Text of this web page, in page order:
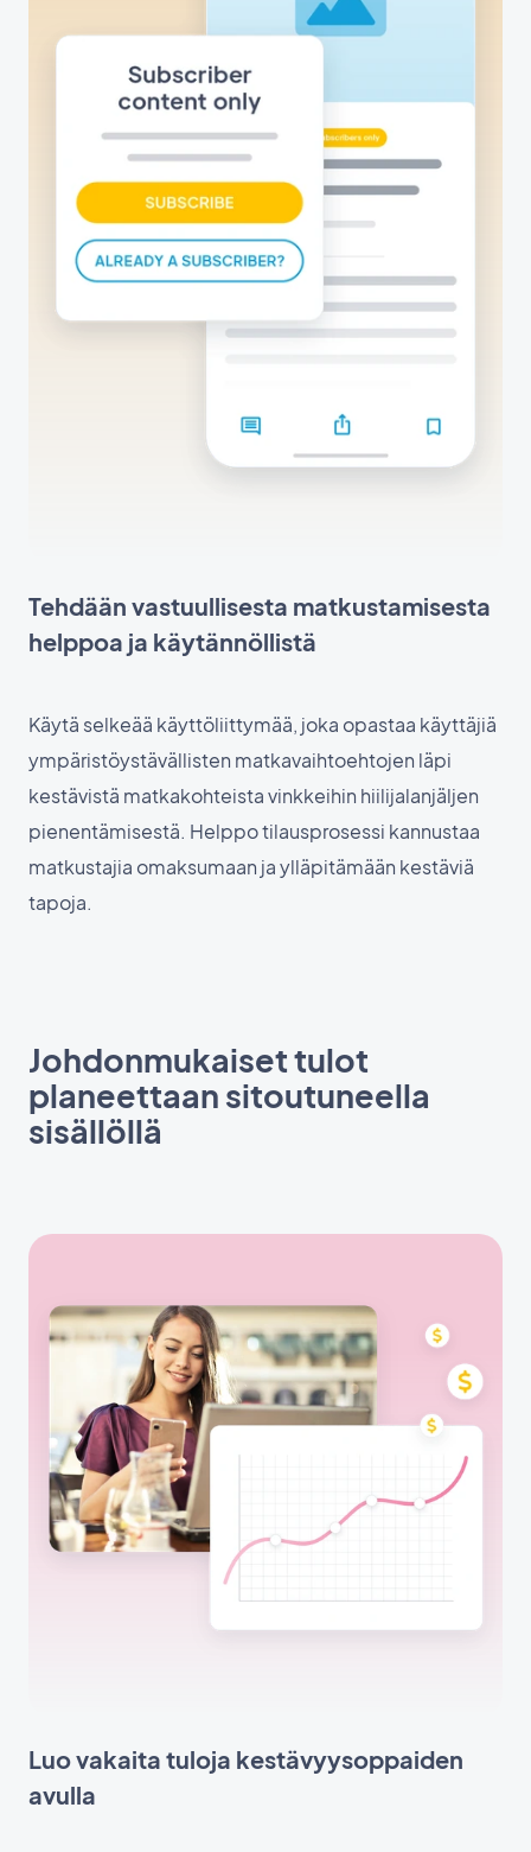
Tehdään vastuullisesta matkustamisesta
helppoa ja käytännöllistä
Käytä selkeää käyttöliittymää, joka opastaa käyttäjiä
ympäristöystävällisten matkavaihtoehtojen läpi
kestävistä matkakohteista vinkkeihin hiilijalanjäljen
pienentämisestä. Helppo tilausprosessi kannustaa
matkustajia omaksumaan ja ylläpitämään kestäviä
tapoja.
Johdonmukaiset tulot
planeettaan sitoutuneella
sisällöllä
Luo vakaita tuloja kestävyysoppaiden
avulla